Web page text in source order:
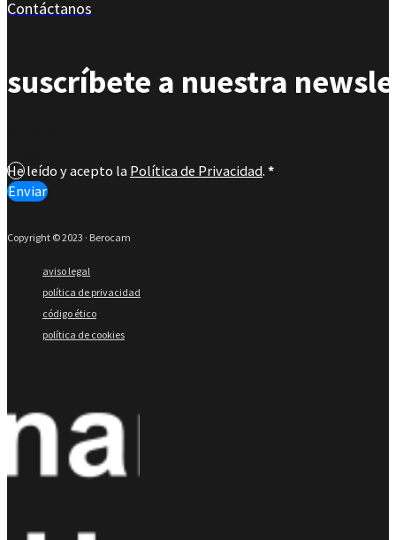
Contáctanos
suscríbete a nuestra
He leído y acepto la Política de Privacidad. *
Enviar
Copyright © 2023 · Berocam
aviso legal
política de privacidad
código ético
política de cookies